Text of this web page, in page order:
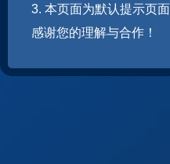
3. 本页面为默认提示页
感谢您的理解与合作！